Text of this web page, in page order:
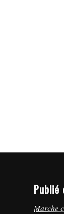
Publié
Marche